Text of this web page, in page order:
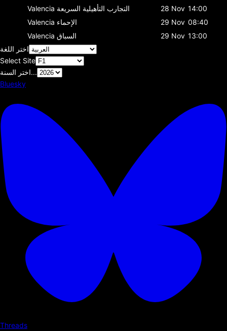
Valencia التجارب التأهيلية السريعة 28 Nov 14:00
Valencia الإحماء 29 Nov 08:40
Valencia السباق 29 Nov 13:00
اختر اللغة
Select Site
اختر السنة...
Bluesky
Threads